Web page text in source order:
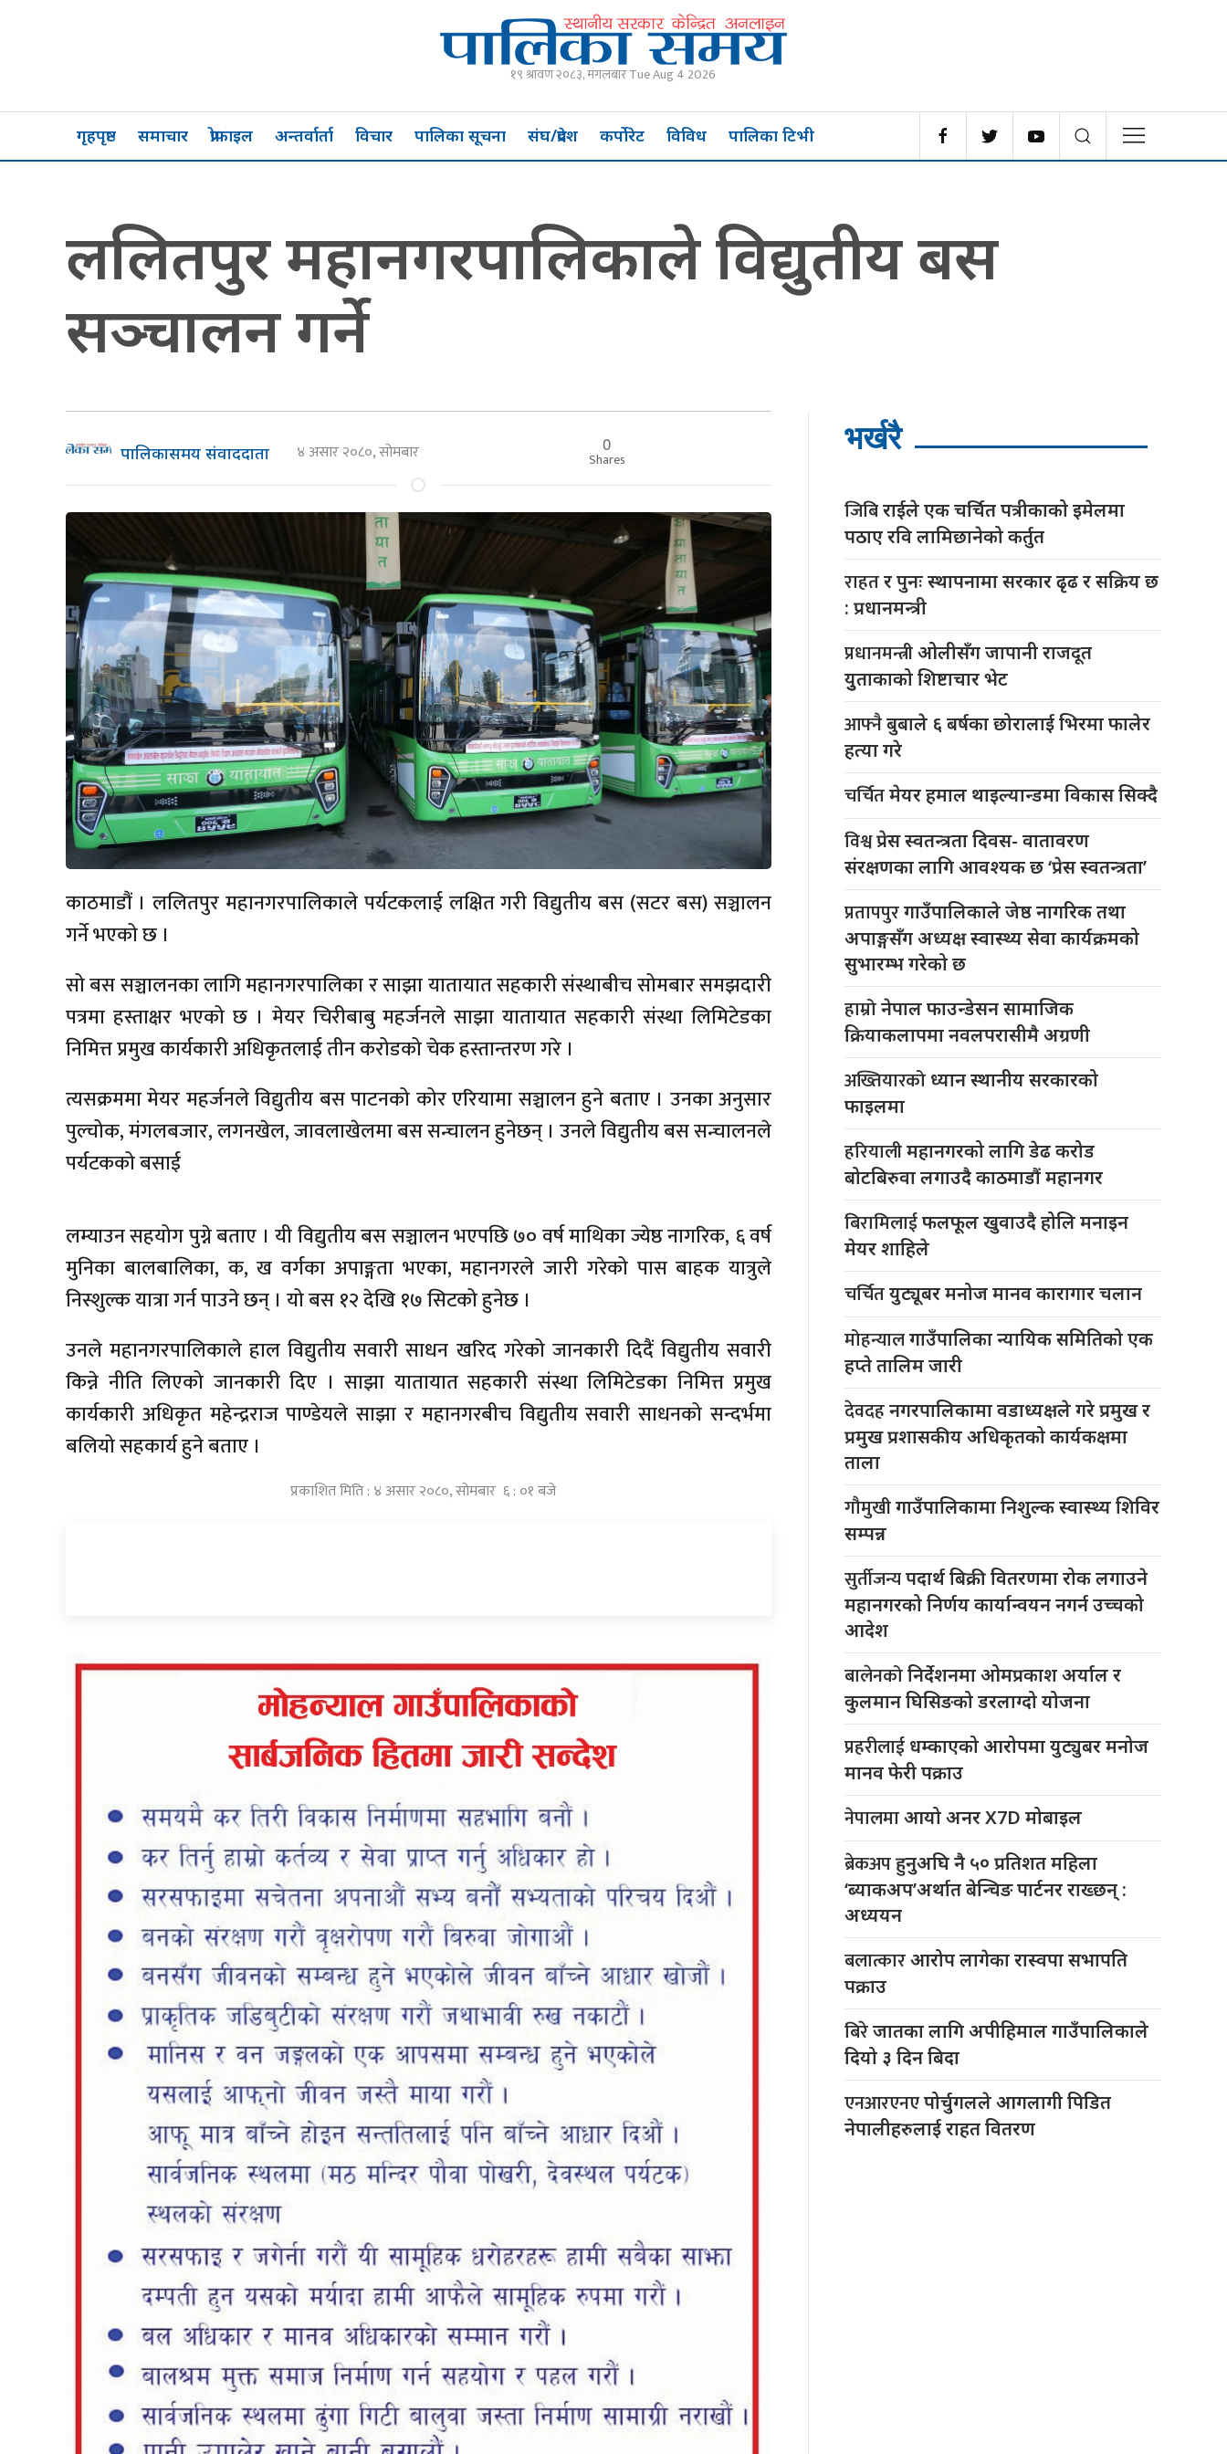
१९ श्रावण २०८३, मंगलबार Tue Aug 4 2026
गृहपृष्ठ समाचार प्रोफाइल अन्तर्वार्ता विचार पालिका सूचना संघ/प्रदेश कर्पोरेट विविध पालिका टिभी
ललितपुर महानगरपालिकाले विद्युतीय बस
सञ्चालन गर्ने
पालिकासमय संवाददाता ४ असार २०८०, सोमबार 0
Shares
काठमाडौं । ललितपुर महानगरपालिकाले पर्यटकलाई लक्षित गरी विद्युतीय बस (सटर बस) सञ्चालन
गर्ने भएको छ ।
सो बस सञ्चालनका लागि महानगरपालिका र साझा यातायात सहकारी संस्थाबीच सोमबार समझदारी
पत्रमा हस्ताक्षर भएको छ । मेयर चिरीबाबु महर्जनले साझा यातायात सहकारी संस्था लिमिटेडका
निमित्त प्रमुख कार्यकारी अधिकृतलाई तीन करोडको चेक हस्तान्तरण गरे ।
त्यसक्रममा मेयर महर्जनले विद्युतीय बस पाटनको कोर एरियामा सञ्चालन हुने बताए । उनका अनुसार
पुल्चोक, मंगलबजार, लगनखेल, जावलाखेलमा बस सन्चालन हुनेछन् । उनले विद्युतीय बस सन्चालनले
पर्यटकको बसाई
लम्याउन सहयोग पुग्ने बताए । यी विद्युतीय बस सञ्चालन भएपछि ७० वर्ष माथिका ज्येष्ठ नागरिक, ६ वर्ष
मुनिका बालबालिका, क, ख वर्गका अपाङ्गता भएका, महानगरले जारी गरेको पास बाहक यात्रुले
निस्शुल्क यात्रा गर्न पाउने छन् । यो बस १२ देखि १७ सिटको हुनेछ ।
उनले महानगरपालिकाले हाल विद्युतीय सवारी साधन खरिद गरेको जानकारी दिदैं विद्युतीय सवारी
किन्ने नीति लिएको जानकारी दिए । साझा यातायात सहकारी संस्था लिमिटेडका निमित्त प्रमुख
कार्यकारी अधिकृत महेन्द्रराज पाण्डेयले साझा र महानगरबीच विद्युतीय सवारी साधनको सन्दर्भमा
बलियो सहकार्य हुने बताए ।
प्रकाशित मिति : ४ असार २०८०, सोमबार ६ : ०१ बजे
भर्खरै
जिबिराईले एक चर्चित पत्रीकाको इमेलमा
पठाए रवि लामिछानेको कर्तुत
राहतर पुनः स्थापनामा सरकार ढृढ र सक्रिय छ
: प्रधानमन्त्री
प्रधानमन्त्रीओलीसँग जापानी राजदूत
युुताकाको शिष्टाचार भेट
आफ्नैबुबाले ६ बर्षका छोरालाई भिरमा फालेर
हत्या गरे
चर्चितमेयर हमाल थाइल्यान्डमा विकास सिक्दै
विश्वप्रेस स्वतन्त्रता दिवस- वातावरण
संरक्षणका लागि आवश्यक छ ‘प्रेस स्वतन्त्रता’
प्रतापपुरगाउँपालिकाले जेष्ठ नागरिक तथा
अपाङ्गसँग अध्यक्ष स्वास्थ्य सेवा कार्यक्रमको
सुभारम्भ गरेको छ
हाम्रोनेपाल फाउन्डेसन सामाजिक
क्रियाकलापमा नवलपरासीमै अग्रणी
अख्तियारको ध्यान स्थानीय सरकारको
फाइलमा
हरियालीमहानगरको लागि डेढ करोड
बोटबिरुवा लगाउदै काठमाडौं महानगर
बिरामिलाईफलफूल खुवाउदै होलि मनाइन
मेयर शाहिले
चर्चितयुट्यूबर मनोज मानव कारागार चलान
मोहन्यालगाउँपालिका न्यायिक समितिको एक
हप्ते तालिम जारी
देवदहनगरपालिकामा वडाध्यक्षले गरे प्रमुख र
प्रमुख प्रशासकीय अधिकृतको कार्यकक्षमा
ताला
गौमुखीगाउँपालिकामा निशुल्क स्वास्थ्य शिविर
सम्पन्न
सुर्तीजन्यपदार्थ बिक्री वितरणमा रोक लगाउने
महानगरको निर्णय कार्यान्वयन नगर्न उच्चको
आदेश
बालेनकोनिर्देशनमा ओमप्रकाश अर्याल र
कुलमान घिसिङको डरलाग्दो योजना
प्रहरीलाई धम्काएको आरोपमा युट्युबर मनोज
मानव फेरी पक्राउ
नेपालमाआयो अनर X7D मोबाइल
ब्रेकअपहुनुअघि नै ५० प्रतिशत महिला
‘ब्याकअप’अर्थात बेन्चिङ पार्टनर राख्छन् :
अध्ययन
बलात्कारआरोप लागेका रास्वपा सभापति
पक्राउ
बिरेजातका लागि अपीहिमाल गाउँपालिकाले
दियो ३ दिन बिदा
एनआरएनएपोर्चुगलले आगलागी पिडित
नेपालीहरुलाई राहत वितरण